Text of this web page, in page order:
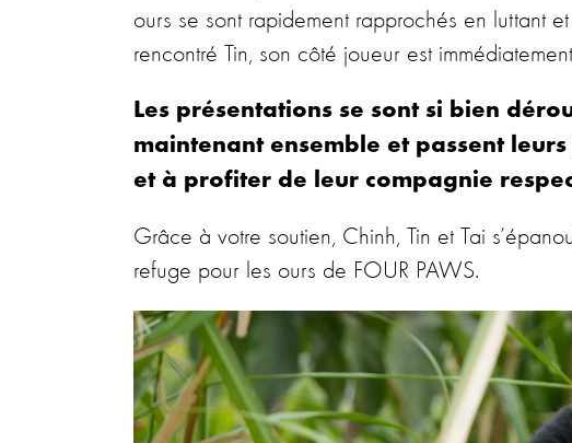
ours se sont rapidement rapprochés en luttant
rencontré Tin, son côté joueur est
Les présentations se sont si bien
maintenant ensemble et passent
et à profiter de leur compagnie
Grâce à votre soutien, Chinh, Tin et Tai
refuge pour les ours de FOUR PAWS.